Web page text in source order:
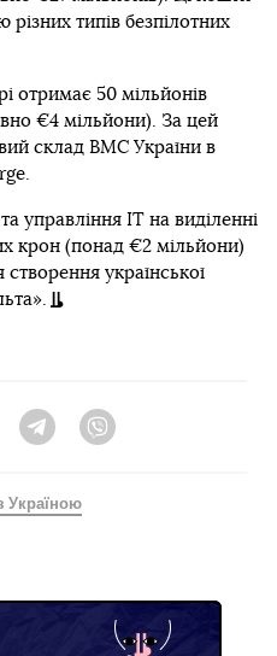
типів безпілотних
отримає 50 мільйонів
€4 мільйони). За цей
склад ВМС України в
управління ІТ на виділенні
крон (понад €2 мільйони)
української
Twitter Telegram
Україною